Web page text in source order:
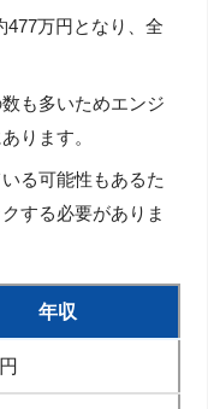
477万円となり、全
も多いためエンジ
ります。
る可能性もあるた
する必要がありま
年収